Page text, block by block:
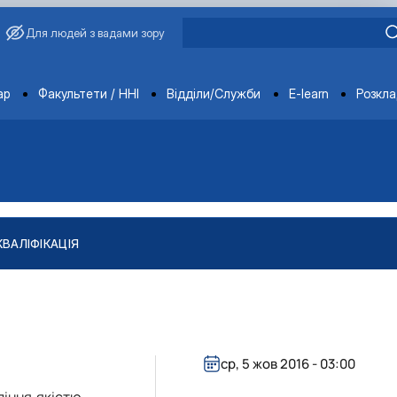
Для людей з вадами зору
Факультети / ННІ Відділи/Служби E-learn
ср, 5 жов 2016 - 03:00